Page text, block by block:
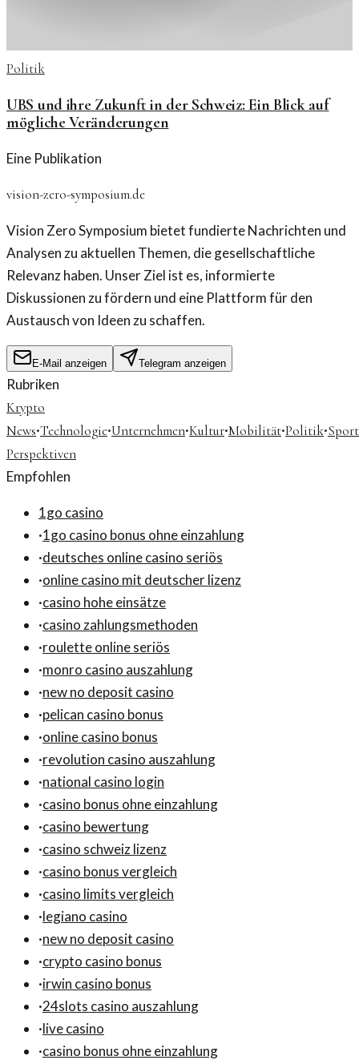
Politik
UBS und ihre Zukunft in der Schweiz: Ein Blick auf
mögliche Veränderungen
Eine Publikation
vision-zero-symposium.de
Vision Zero Symposium bietet fundierte Nachrichten und
Analysen zu aktuellen Themen, die gesellschaftliche
Relevanz haben. Unser Ziel ist es, informierte
Diskussionen zu fördern und eine Plattform für den
Austausch von Ideen zu schaffen.
E-Mail anzeigen Telegram anzeigen
Rubriken
Krypto
News·Technologie·Unternehmen·Kultur·Mobilität·Politik·Sport
Perspektiven
Empfohlen
1go casino
·1go casino bonus ohne einzahlung
·deutsches online casino seriös
·online casino mit deutscher lizenz
·casino hohe einsätze
·casino zahlungsmethoden
·roulette online seriös
·monro casino auszahlung
·new no deposit casino
·pelican casino bonus
·online casino bonus
·revolution casino auszahlung
·national casino login
·casino bonus ohne einzahlung
·casino bewertung
·casino schweiz lizenz
·casino bonus vergleich
·casino limits vergleich
·legiano casino
·new no deposit casino
·crypto casino bonus
·irwin casino bonus
·24slots casino auszahlung
·live casino
·casino bonus ohne einzahlung